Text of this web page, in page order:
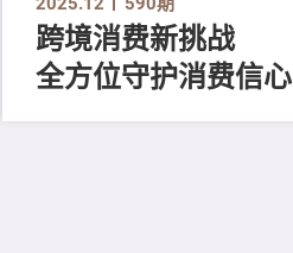
跨境消费新挑战
全方位守护消费信心